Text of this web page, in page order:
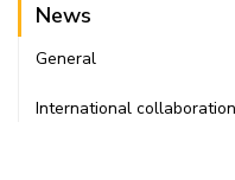
News
General
International collaboration